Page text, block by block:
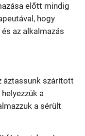
előtt mindig
hogy
az alkalmazás
áztassunk szárított
a
a sérült